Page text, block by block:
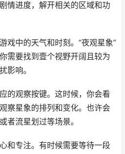
情进度，解开相关的区域和功
戏中的天气和时刻。“夜观星象”
需要找到壹个视野开阔且较为
影响。
的观察按键。这时候，你会看
察星象的排列和变化。也许会
者流星划过等场景。
和专注。有时候需要等待一段